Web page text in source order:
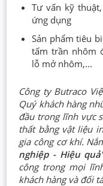
Tư vấn kỹ
ứng dụng
Sản phẩm tiêu
tấm trần nhôm
lỗ mở nhôm,...
Công ty Butraco
Quý khách hàng
đầu trong lĩnh vực
thất bằng vật liệu
gia công cơ khí.
nghiệp - Hiệu quả
công trong mọi
khách hàng và đối